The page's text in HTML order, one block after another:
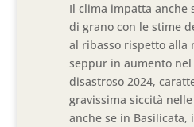
Il clima impatta anche
di grano con le stime
al ribasso rispetto alla
seppur in aumento
disastroso 2024,
gravissima siccità
anche se in Basilicata,